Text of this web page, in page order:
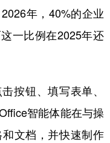
本語 한국어
年，40%的企业
一比例在2025年还
按钮、填写表单、
智能体能在与操
文档，并快速制作